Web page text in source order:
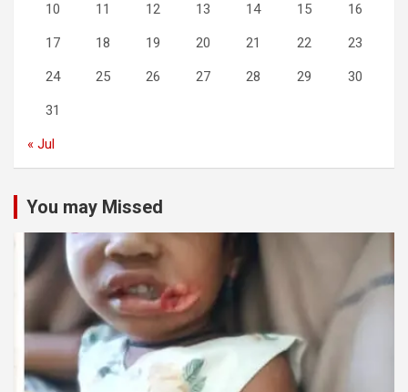
10 11 12 13 14 15 16
17 18 19 20 21 22 23
24 25 26 27 28 29 30
31
« Jul
You may Missed